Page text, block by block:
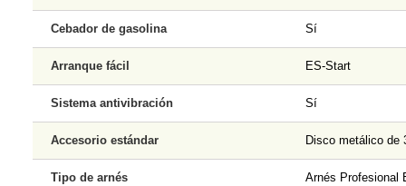
Cebador de gasolina Sí
Arranque fácil ES-Start
Sistema antivibración Sí
Accesorio estándar Disco metálico de
Tipo de arnés Arnés Profesional